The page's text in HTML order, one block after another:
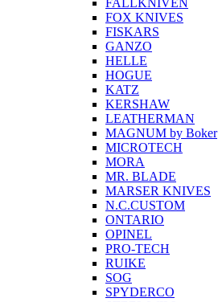
FALLKNIVEN
FOX KNIVES
FISKARS
GANZO
HELLE
HOGUE
KATZ
KERSHAW
LEATHERMAN
MAGNUM by Boker
MICROTECH
MORA
MR. BLADE
MARSER KNIVES
N.C.CUSTOM
ONTARIO
OPINEL
PRO-TECH
RUIKE
SOG
SPYDERCO